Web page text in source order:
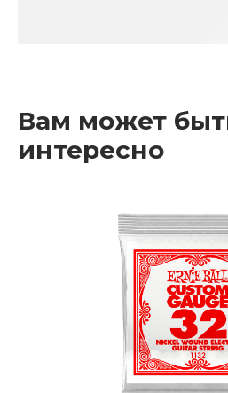
Вам может
интересно